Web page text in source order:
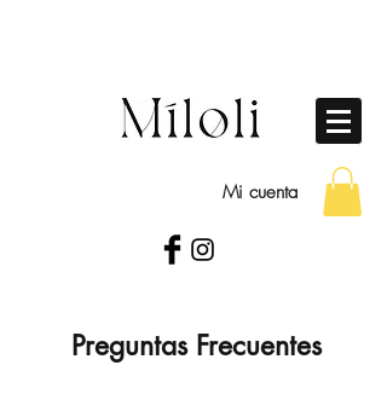
Mi cuenta
Preguntas Frecuentes